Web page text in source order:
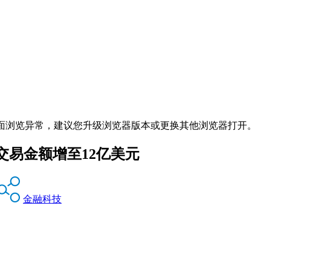
览异常，建议您升级浏览器版本或更换其他浏览器打开。
易金额增至12亿美元
金融科技